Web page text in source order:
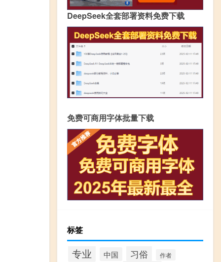
DeepSeek全套部署资料免费下载
免费可商用字体批量下载
标签
专业 中国 习俗 作者